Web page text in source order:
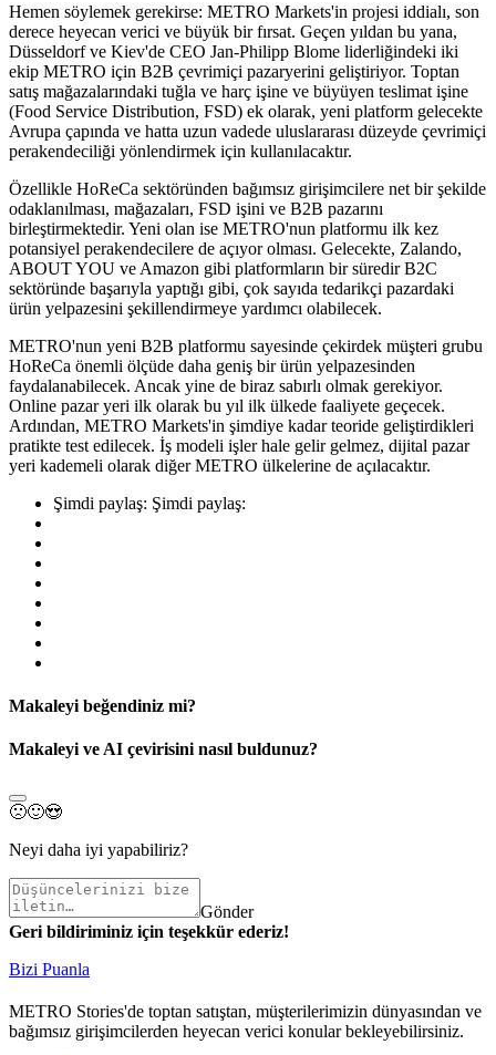
Hemen söylemek gerekirse: METRO Markets'in projesi iddialı, son
derece heyecan verici ve büyük bir fırsat. Geçen yıldan bu yana,
Düsseldorf ve Kiev'de CEO Jan-Philipp Blome liderliğindeki iki
ekip METRO için B2B çevrimiçi pazaryerini geliştiriyor. Toptan
satış mağazalarındaki tuğla ve harç işine ve büyüyen teslimat işine
(Food Service Distribution, FSD) ek olarak, yeni platform gelecekte
Avrupa çapında ve hatta uzun vadede uluslararası düzeyde çevrimiçi
perakendeciliği yönlendirmek için kullanılacaktır.
Özellikle HoReCa sektöründen bağımsız girişimcilere net bir şekilde
odaklanılması, mağazaları, FSD işini ve B2B pazarını
birleştirmektedir. Yeni olan ise METRO'nun platformu ilk kez
potansiyel perakendecilere de açıyor olması. Gelecekte, Zalando,
ABOUT YOU ve Amazon gibi platformların bir süredir B2C
sektöründe başarıyla yaptığı gibi, çok sayıda tedarikçi pazardaki
ürün yelpazesini şekillendirmeye yardımcı olabilecek.
METRO'nun yeni B2B platformu sayesinde çekirdek müşteri grubu
HoReCa önemli ölçüde daha geniş bir ürün yelpazesinden
faydalanabilecek. Ancak yine de biraz sabırlı olmak gerekiyor.
Online pazar yeri ilk olarak bu yıl ilk ülkede faaliyete geçecek.
Ardından, METRO Markets'in şimdiye kadar teoride geliştirdikleri
pratikte test edilecek. İş modeli işler hale gelir gelmez, dijital pazar
yeri kademeli olarak diğer METRO ülkelerine de açılacaktır.
Şimdi paylaş: Şimdi paylaş:
Makaleyi beğendiniz mi?
Makaleyi ve AI çevirisini nasıl buldunuz?
🙁🙂😍
Neyi daha iyi yapabiliriz?
Gönder
Geri bildiriminiz için teşekkür ederiz!
Bizi Puanla
METRO Stories'de toptan satıştan, müşterilerimizin dünyasından ve
bağımsız girişimcilerden heyecan verici konular bekleyebilirsiniz.